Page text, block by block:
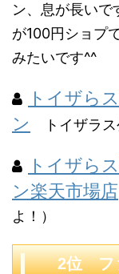
ン、息が長いで
が100円ショプ
みたいです^^
トイザら
ン
トイザラス
トイザら
ン楽天市場店
よ！）
2位 フ